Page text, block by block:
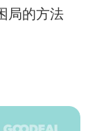
局的方法